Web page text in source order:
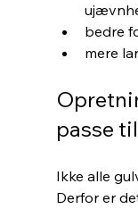
bedre
mere
passe
Ikke alle
Derfor er